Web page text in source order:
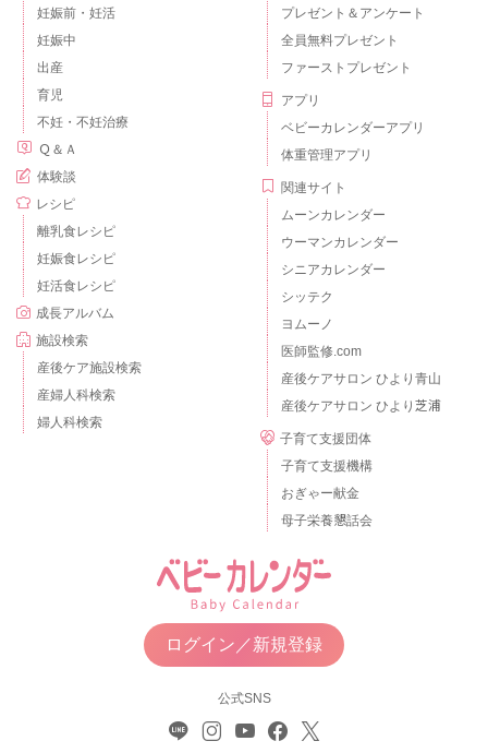
妊娠前・妊活
妊娠中
出産
育児
不妊・不妊治療
Ｑ＆Ａ
体験談
レシピ
離乳食レシピ
妊娠食レシピ
妊活食レシピ
成長アルバム
施設検索
産後ケア施設検索
産婦人科検索
婦人科検索
プレゼント＆アンケート
全員無料プレゼント
ファーストプレゼント
アプリ
ベビーカレンダーアプリ
体重管理アプリ
関連サイト
ムーンカレンダー
ウーマンカレンダー
シニアカレンダー
シッテク
ヨムーノ
医師監修.com
産後ケアサロン ひより青山
産後ケアサロン ひより芝浦
子育て支援団体
子育て支援機構
おぎゃー献金
母子栄養懇話会
ログイン／新規登録
公式SNS